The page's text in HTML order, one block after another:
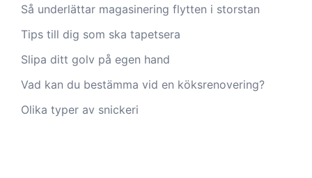
Så underlättar magasinering flytten i storstan
Tips till dig som ska tapetsera
Slipa ditt golv på egen hand
Vad kan du bestämma vid en köksrenovering?
Olika typer av snickeri